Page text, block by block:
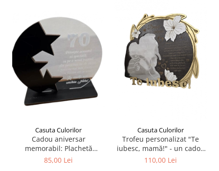
Termosensibile
Table magnetice si de pluta
Casuta Culorilor
Cadou aniversar
memorabil: Plachetă
personalizată cu varsta
85,00 Lei
Casuta Culorilor
Trofeu personalizat "Te
iubesc, mamă!" - un cadou
unic și emoționant pentru
110,00 Lei